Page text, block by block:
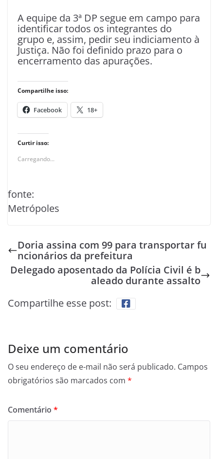
A equipe da 3ª DP segue em campo para
identificar todos os integrantes do
grupo e, assim, pedir seu indiciamento à
Justiça. Não foi definido prazo para o
encerramento das apurações.
Compartilhe isso:
Facebook 18+
Curtir isso:
Carregando...
fonte:
Metrópoles
Doria assina com 99 para transportar fu
ncionários da prefeitura
Delegado aposentado da Polícia Civil é b
aleado durante assalto
Compartilhe esse post:
Deixe um comentário
O seu endereço de e-mail não será publicado. Campos
obrigatórios são marcados com *
Comentário *